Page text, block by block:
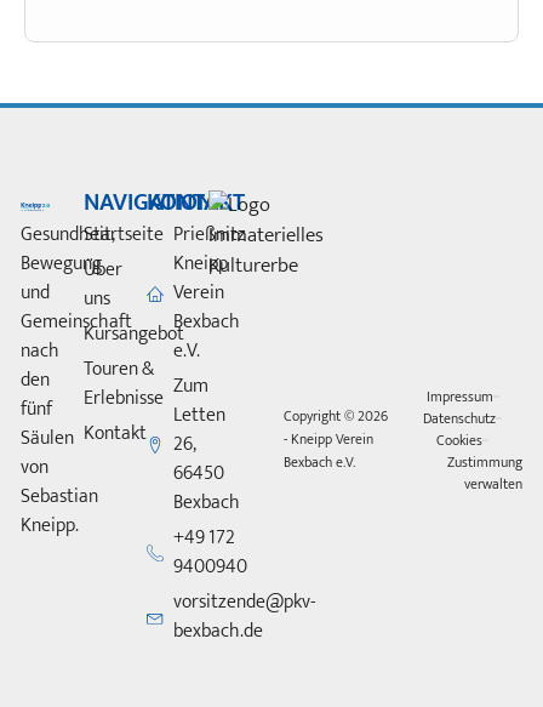
Gesundheit,
Bewegung
und
Gemeinschaft
nach
den
fünf
Säulen
von
Sebastian
Kneipp.
NAVIGATION
Startseite
Über
uns
Kursangebot
Touren &
Erlebnisse
Kontakt
KONTAKT
Prießnitz
Kneipp
Verein
Bexbach
e.V.
Zum
Letten
26,
66450
Bexbach
+49 172
9400940
vorsitzende@pkv-
bexbach.de
Copyright © 2026
- Kneipp Verein
Bexbach e.V.
Impressum
Datenschutz
Cookies
Zustimmung
verwalten